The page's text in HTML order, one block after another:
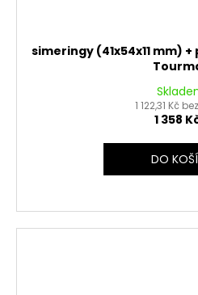
simeringy (41x54x11 mm)
1 122,31 Kč
1 358
DO